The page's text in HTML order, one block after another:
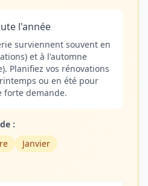
l'année
surviennent souvent en
et à l'automne
Planifiez vos rénovations
ou en été pour
forte demande.
:
Janvier